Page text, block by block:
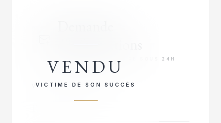
VENDU
VICTIME DE SON SUCCÈS
d'informations
RÉPONSE PRIORITAIRE SOUS 24H
VOTRE NOM COMPLET